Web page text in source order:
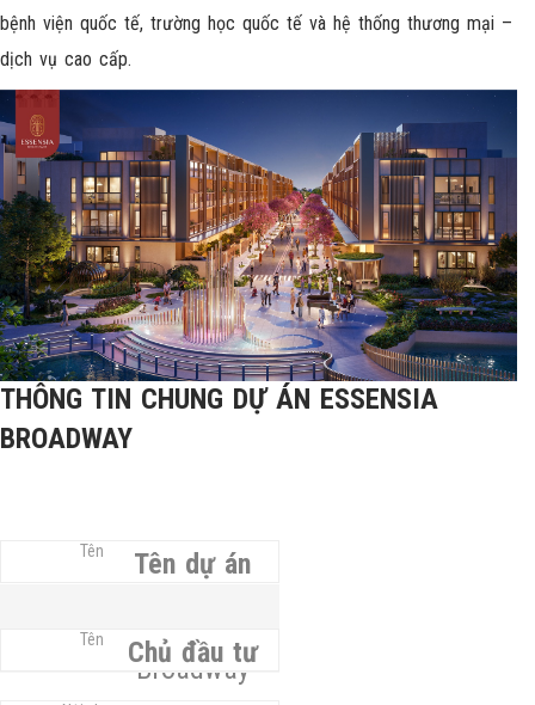
bệnh viện quốc tế, trường học quốc tế và hệ thống thương mại –
dịch vụ cao cấp.
THÔNG TIN CHUNG DỰ ÁN ESSENSIA
BROADWAY
Tên dự án
Essensia
Broadway
Chủ đầu tư